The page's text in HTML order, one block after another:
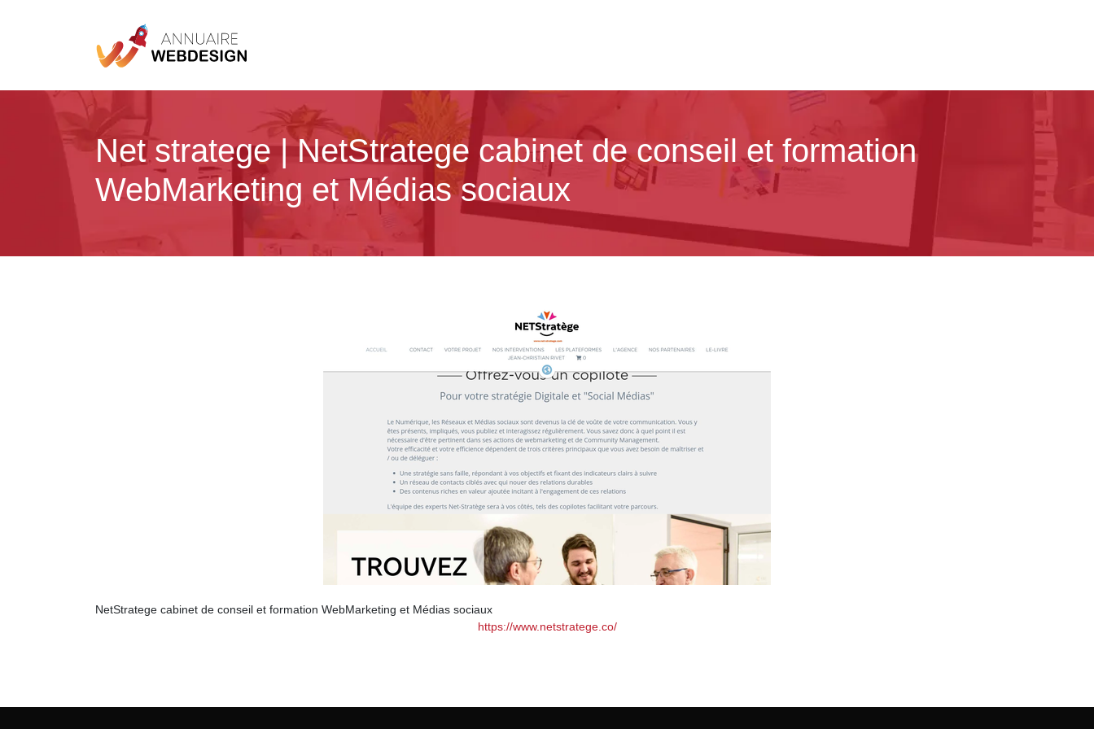
Net stratege | NetStratege cabinet de conseil et formation
WebMarketing et Médias sociaux
NetStratege cabinet de conseil et formation WebMarketing et Médias sociaux
https://www.netstratege.co/